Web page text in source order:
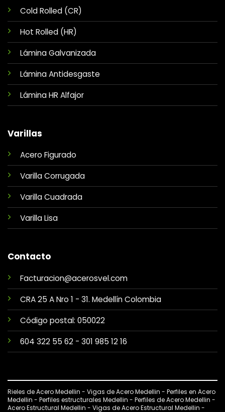
Cold Rolled (CR)
Hot Rolled (HR)
Lámina Galvanizada
Lámina Antidesgaste
Lámina HR Alfajor
Varillas
Acero Figurado
Varilla Corrugada
Varilla Cuadrada
Varilla Lisa
Contacto
Facturacion@acerosvel.com
CRA 25 A Nro 1 - 31. Medellín Colombia
Código postal: 050022
604 322 55 62- 301 985 12 16
Rieles de Acero Medellin - Vigas de Acero Medellin - Perfiles en Acero
Medellin - Perfiles estructurales Medellin - Perfiles de Acero Medellin -
Acero Estructural Medellin - Vigas de Acero Estructural Medellin -